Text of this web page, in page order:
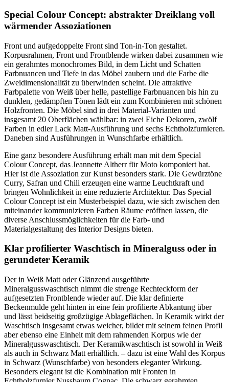
Special Colour Concept: abstrakter Dreiklang voll
wärmender Assoziationen
Front und aufgedoppelte Front sind Ton-in-Ton gestaltet.
Korpusrahmen, Front und Frontblende wirken dabei zusammen wie
ein gerahmtes monochromes Bild, in dem Licht und Schatten
Farbnuancen und Tiefe in das Möbel zaubern und die Farbe die
Zweidimensionalität zu überwinden scheint. Die attraktive
Farbpalette von Weiß über helle, pastellige Farbnuancen bis hin zu
dunklen, gedämpften Tönen lädt ein zum Kombinieren mit schönen
Holzfronten. Die Möbel sind in drei Material-Varianten und
insgesamt 20 Oberflächen wählbar: in zwei Eiche Dekoren, zwölf
Farben in edler Lack Matt-Ausführung und sechs Echtholzfurnieren.
Daneben sind Ausführungen in Wunschfarbe erhältlich.
Eine ganz besondere Ausführung erhält man mit dem Special
Colour Concept, das Jeannette Altherr für Moto komponiert hat.
Hier ist die Assoziation zur Kunst besonders stark. Die Gewürztöne
Curry, Safran und Chili erzeugen eine warme Leuchtkraft und
bringen Wohnlichkeit in eine reduzierte Architektur. Das Special
Colour Concept ist ein Musterbeispiel dazu, wie sich zwischen den
miteinander kommunizieren Farben Räume eröffnen lassen, die
diverse Anschlussmöglichkeiten für die Farb- und
Materialgestaltung des Interior Designs bieten.
Klar profilierter Waschtisch in Mineralguss oder in
gerundeter Keramik
Der in Weiß Matt oder Glänzend ausgeführte
Mineralgusswaschtisch nimmt die strenge Rechteckform der
aufgesetzten Frontblende wieder auf. Die klar definierte
Beckenmulde geht hinten in eine fein profilierte Abkantung über
und lässt beidseitig großzügige Ablageflächen. In Keramik wirkt der
Waschtisch insgesamt etwas weicher, bildet mit seinem feinen Profil
aber ebenso eine Einheit mit dem rahmenden Korpus wie der
Mineralgusswaschtisch. Der Keramikwaschtisch ist sowohl in Weiß
als auch in Schwarz Matt erhältlich. – dazu ist eine Wahl des Korpus
in Schwarz (Wunschfarbe) von besonders eleganter Wirkung.
Besonders elegant ist die Kombination mit Fronten in